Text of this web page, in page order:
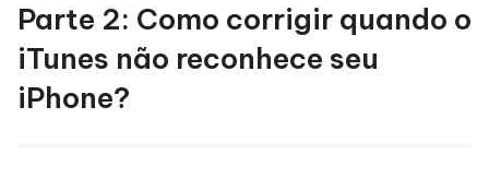
Parte 2: Como corrigir quando o
iTunes não reconhece seu
iPhone?